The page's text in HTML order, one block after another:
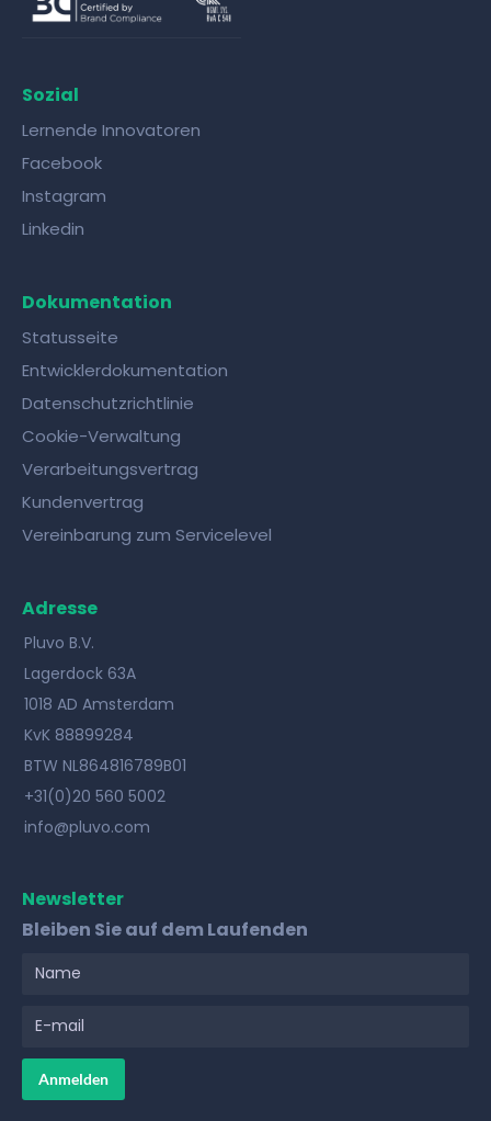
Sozial
Lernende Innovatoren
Facebook
Instagram
Linkedin
Dokumentation
Statusseite
Entwicklerdokumentation
Datenschutzrichtlinie
Cookie-Verwaltung
Verarbeitungsvertrag
Kundenvertrag
Vereinbarung zum Servicelevel
Adresse
Pluvo B.V.
Lagerdock 63A
1018 AD Amsterdam
KvK 88899284
BTW NL864816789B01
+31(0)20 560 5002
info@pluvo.com
Newsletter
Bleiben Sie auf dem Laufenden